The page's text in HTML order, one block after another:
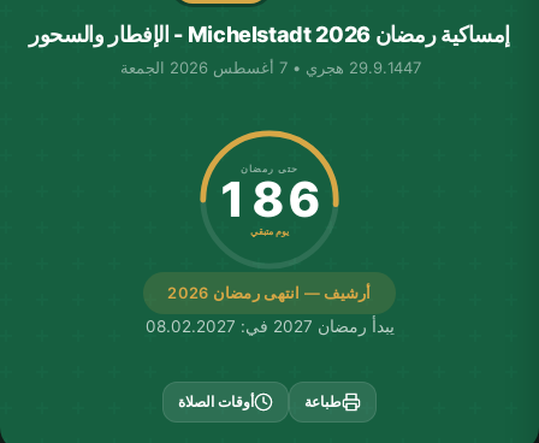
إمساكية رمضان Michelstadt 2026 - الإفطار والسحور
29.9.1447 هجري • 7 أغسطس 2026 الجمعة
أرشيف — انتهى رمضان 2026
حتى رمضان
186
يوم متبقي
يبدأ رمضان 2027 في: 08.02.2027
طباعة أوقات الصلاة